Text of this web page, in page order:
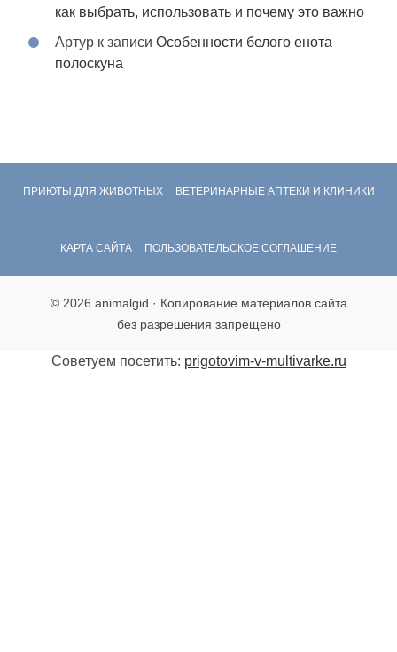
как выбрать, использовать и почему это важно
Артур к записиОсобенности белого енота
полоскуна
ПРИЮТЫ ДЛЯ ЖИВОТНЫХ ВЕТЕРИНАРНЫЕ АПТЕКИ И КЛИНИКИ
КАРТА САЙТА ПОЛЬЗОВАТЕЛЬСКОЕ СОГЛАШЕНИЕ
© 2026 animalgid · Копирование материалов сайта
без разрешения запрещено
Советуем посетить: prigotovim-v-multivarke.ru